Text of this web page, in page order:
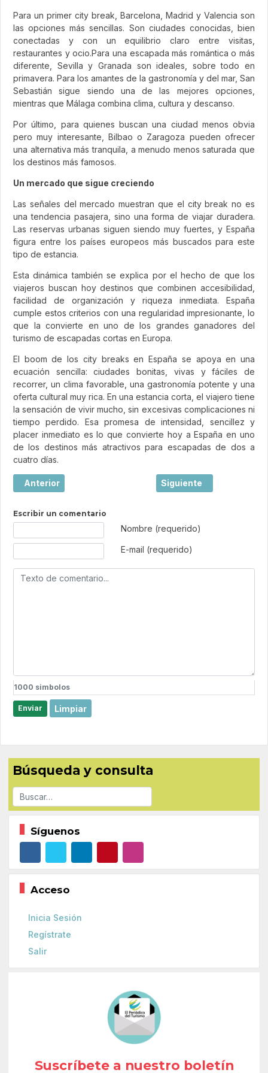
Para un primer city break, Barcelona, Madrid y Valencia son
las opciones más sencillas. Son ciudades conocidas, bien
conectadas y con un equilibrio claro entre visitas,
restaurantes y ocio.Para una escapada más romántica o más
diferente, Sevilla y Granada son ideales, sobre todo en
primavera. Para los amantes de la gastronomía y del mar, San
Sebastián sigue siendo una de las mejores opciones,
mientras que Málaga combina clima, cultura y descanso.
Por último, para quienes buscan una ciudad menos obvia
pero muy interesante, Bilbao o Zaragoza pueden ofrecer
una alternativa más tranquila, a menudo menos saturada que
los destinos más famosos.
Un mercado que sigue creciendo
Las señales del mercado muestran que el city break no es
una tendencia pasajera, sino una forma de viajar duradera.
Las reservas urbanas siguen siendo muy fuertes, y España
figura entre los países europeos más buscados para este
tipo de estancia.
Esta dinámica también se explica por el hecho de que los
viajeros buscan hoy destinos que combinen accesibilidad,
facilidad de organización y riqueza inmediata. España
cumple estos criterios con una regularidad impresionante, lo
que la convierte en uno de los grandes ganadores del
turismo de escapadas cortas en Europa.
El boom de los city breaks en España se apoya en una
ecuación sencilla: ciudades bonitas, vivas y fáciles de
recorrer, un clima favorable, una gastronomía potente y una
oferta cultural muy rica. En una estancia corta, el viajero tiene
la sensación de vivir mucho, sin excesivas complicaciones ni
tiempo perdido. Esa promesa de intensidad, sencillez y
placer inmediato es lo que convierte hoy a España en uno
de los destinos más atractivos para escapadas de dos a
cuatro días.
Artículo anterior: Burdeos, la joya elegante del suroeste
Anterior Artículo siguiente:
Siguiente
Escribir un comentario
Nombre (requerido)
E-mail (requerido)
1000 simbolos
Enviar Limpiar
Búsqueda y consulta
Buscar
Síguenos
Acceso
Inicia Sesión
Regístrate
Salir
Suscríbete a nuestro boletín